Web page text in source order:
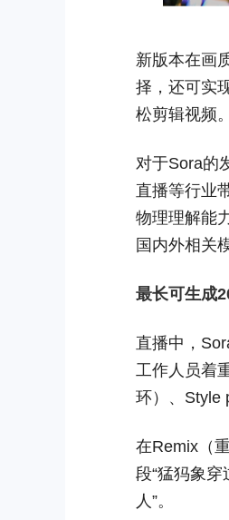
新版本在画
择，还可实
松剪辑视频
对于Sora的
直播等行业
物理理解能
国内外相关
最长可生成
直播中，
工作人员着
环）、Style
在Remix（
段“猛犸象穿
人”。